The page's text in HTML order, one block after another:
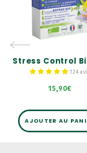
124
15,90€
Fortement dosé en
Bio : 150 mg
Efficacité prouvée en
semaines
Enrichi en trio de
AJOUTER AU